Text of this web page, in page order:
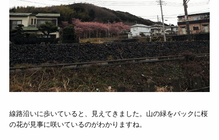
線路沿いに歩いていると、見えてきました。山の緑をバックに桜
の花が見事に咲いているのがわかりますね。